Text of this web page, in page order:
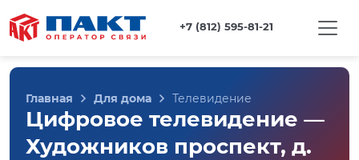
+7 (812) 595-81-21
Главная Для дома Телевидение
Цифровое телевидение —
Художников проспект, д.